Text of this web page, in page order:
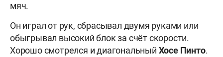
мяч.
Он играл от рук, сбрасывал двумя руками или
обыгрывал высокий блок за счёт скорости.
Хорошо смотрелся и диагональный Хосе Пинто.